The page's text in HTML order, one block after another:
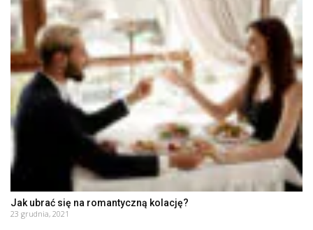
Jak ubrać się na romantyczną kolację?
23 grudnia, 2021